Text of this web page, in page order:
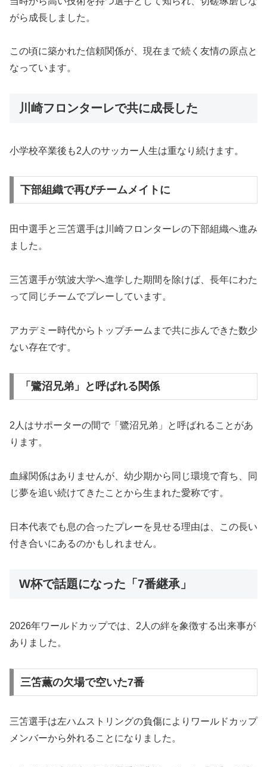
がら成長しました。
この頃に築かれた信頼関係が、現在まで続く友情の原点と
なっています。
川崎フロンターレで共に成長した
小学校卒業後も2人のサッカー人生は重なり続けます。
下部組織で再びチームメイトに
田中選手と三笘選手は川崎フロンターレの下部組織へ進み
ました。
三笘選手が筑波大学へ進学した期間を除けば、長年にわた
って同じチームでプレーしています。
アカデミー時代からトップチームまで共に歩んできた数少
ない存在です。
「鷺沼兄弟」と呼ばれる関係
2人はサポーターの間で「鷺沼兄弟」と呼ばれることがあ
ります。
血縁関係はありませんが、幼少期から同じ環境で育ち、同
じ夢を追い続けてきたことから生まれた愛称です。
日本代表でも息の合ったプレーを見せる理由は、この長い
付き合いにあるのかもしれません。
W杯で話題になった「7番継承」
2026年ワールドカップでは、2人の絆を象徴する出来事が
ありました。
三笘薫の欠場で空いた7番
三笘選手は左ハムストリングの負傷によりワールドカップ
メンバーから外れることになりました。